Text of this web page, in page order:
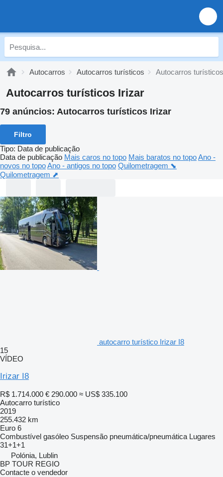
Autocarros Autocarros turísticos Autocarros
Autocarros turísticos Irizar
79 anúncios: Autocarros turísticos Irizar
Filtro
Tipo: Data de publicação
Data de publicação Mais caros no topo Mais baratos no topoAno -
novos no topoAno - antigos no topo Quilometragem ⬊
Quilometragem ⬈
autocarro turístico Irizar I8
15
VÍDEO
Irizar I8
R$ 1.714.000 € 290.000 ≈ US$ 335.100
Autocarro turístico
2019
255.432 km
Euro 6
Combustível gasóleo Suspensão pneumática/pneumática Lugares
31+1+1
Polónia, Lublin
BP TOUR REGIO
Contacte o vendedor